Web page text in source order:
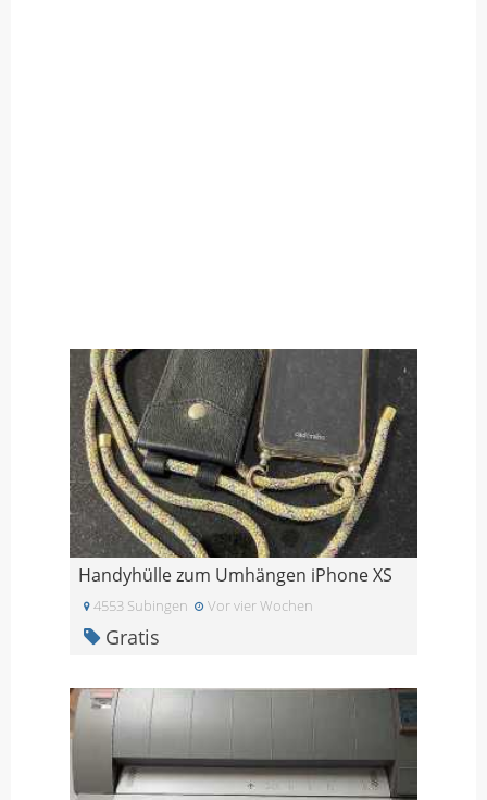
Handyhülle zum Umhängen iPhone XS
4553 Subingen Vor vier Wochen
Gratis